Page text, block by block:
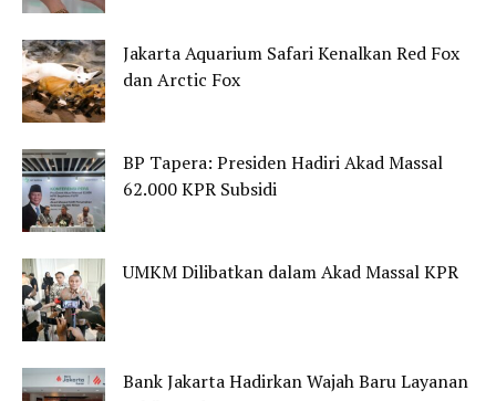
Jakarta Aquarium Safari Kenalkan Red Fox
dan Arctic Fox
BP Tapera: Presiden Hadiri Akad Massal
62.000 KPR Subsidi
UMKM Dilibatkan dalam Akad Massal KPR
Bank Jakarta Hadirkan Wajah Baru Layanan